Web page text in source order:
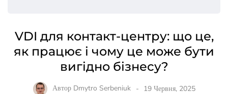
VDI для контакт-центру: що це,
як працює і чому це може бути
вигідно бізнесу?
Автор Dmytro Serbeniuk 19 Червня, 2025